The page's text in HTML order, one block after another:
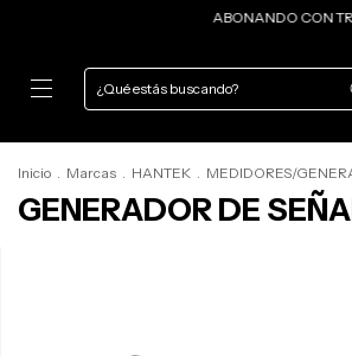
ABONANDO CON
Inicio . Marcas . HANTEK . MEDIDORES/
GENERADOR DE